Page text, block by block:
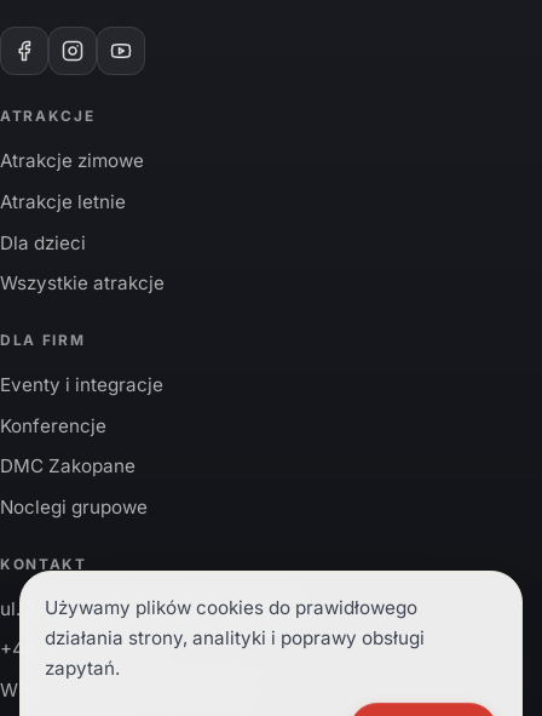
ATRAKCJE
Atrakcje zimowe
Atrakcje letnie
Dla dzieci
Wszystkie atrakcje
DLA FIRM
Eventy i integracje
Konferencje
DMC Zakopane
Noclegi grupowe
KONTAKT
ul. Zaruskiego 1, 34-500 Zakopane
+48 785 200 003
WhatsApp:
Używamy plików cookies do prawidłowego
działania strony, analityki i poprawy obsługi
zapytań.